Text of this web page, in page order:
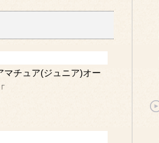
マチュア(ジュニア)オー